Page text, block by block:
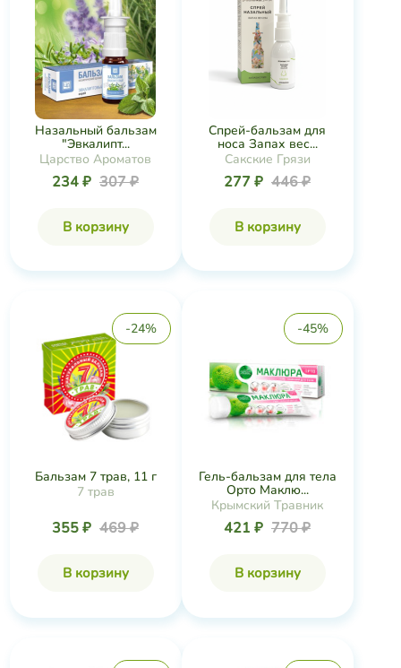
Назальный бальзам
"Эвкалипт...
Царство Ароматов
234 ₽ 307 ₽
В корзину
Спрей-бальзам для
носа Запах вес...
Сакские Грязи
277 ₽ 446 ₽
В корзину
-24%
Бальзам 7 трав, 11 г
7 трав
355 ₽ 469 ₽
В корзину
-45%
Гель-бальзам для тела
Орто Маклю...
Крымский Травник
421 ₽ 770 ₽
В корзину